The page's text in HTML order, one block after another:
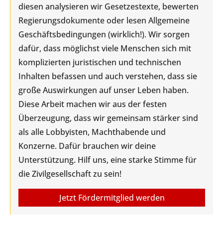
diesen analysieren wir Gesetzestexte, bewerten
Regierungsdokumente oder lesen Allgemeine
Geschäftsbedingungen (wirklich!). Wir sorgen
dafür, dass möglichst viele Menschen sich mit
komplizierten juristischen und technischen
Inhalten befassen und auch verstehen, dass sie
große Auswirkungen auf unser Leben haben.
Diese Arbeit machen wir aus der festen
Überzeugung, dass wir gemeinsam stärker sind
als alle Lobbyisten, Machthabende und
Konzerne. Dafür brauchen wir deine
Unterstützung. Hilf uns, eine starke Stimme für
die Zivilgesellschaft zu sein!
Jetzt Fördermitglied werden